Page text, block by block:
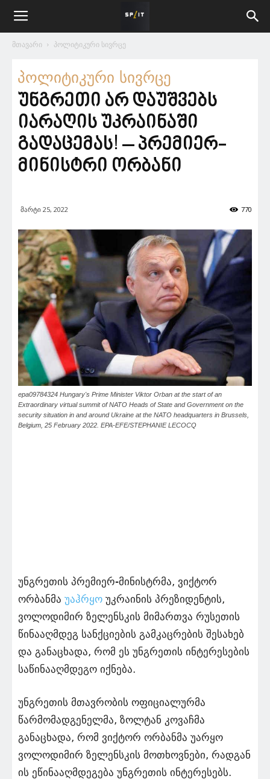
მთავარი პოლიტიკური სივრცე
პოლიტიკური სივრცე
უნგრეთი არ დაუშვებს
იარაღის უკრაინაში
გადაცემას! – პრემიერ-
მინისტრი ორბანი
მარტი 25, 2022 770
epa09784324 Hungary's Prime Minister Viktor Orban at the start of an
Extraordinary virtual summit of NATO Heads of State and Government on the
security situation in and around Ukraine at the NATO headquarters in Brussels,
Belgium, 25 February 2022. EPA-EFE/STEPHANIE LECOCQ
უნგრეთის პრემიერ-მინისტრმა, ვიქტორ
ორბანმა უაჰრყო უკრაინის პრეზიდენტის,
ვოლოდიმირ ზელენსკის მიმართვა რუსეთის
წინააღმდეგ სანქციების გამკაცრების შესახებ
და განაცხადა, რომ ეს უნგრეთის ინტერესების
საწინააღმდეგო იქნება.
უნგრეთის მთავრობის ოფიციალურმა
წარმომადგენელმა, ზოლტან კოვაჩმა
განაცხადა, რომ ვიქტორ ორბანმა უარყო
ვოლოდიმირ ზელენსკის მოთხოვნები, რადგან
ის ეწინააღმდეგება უნგრეთის ინტერესებს.